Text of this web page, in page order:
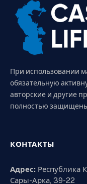
При использовании
обязательную
авторские и другие
полностью
КОНТАКТЫ
Адрес: Республика
Сары-Арка, 39-22